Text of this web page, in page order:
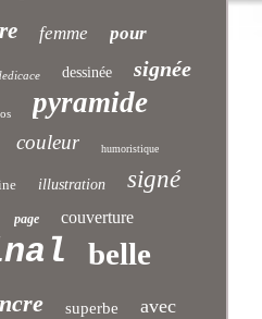
femme pour
dessinée signée
pyramide
couleur humoristique
illustration signé
page couverture
belle
superbe avec